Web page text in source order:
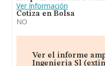
Ver Información
Cotiza en Bolsa
NO
Ver el informe
Ingenieria Sl